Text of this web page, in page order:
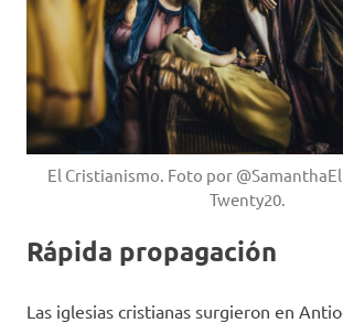
El Cristianismo. Foto por
Twenty20.
Rápida propagación
Las iglesias cristianas surgieron en